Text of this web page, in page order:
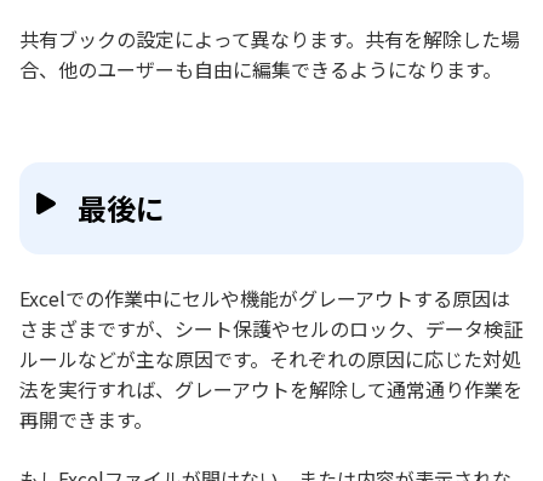
共有ブックの設定によって異なります。共有を解除した場
合、他のユーザーも自由に編集できるようになります。
最後に
Excelでの作業中にセルや機能がグレーアウトする原因は
さまざまですが、シート保護やセルのロック、データ検証
ルールなどが主な原因です。それぞれの原因に応じた対処
法を実行すれば、グレーアウトを解除して通常通り作業を
再開できます。